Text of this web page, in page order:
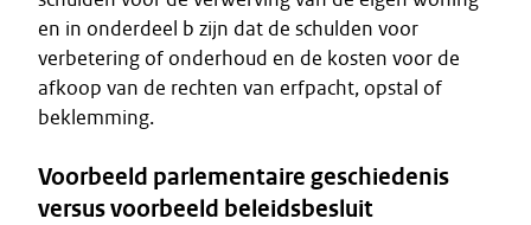
en in onderdeel b zijn dat de schulden voor
verbetering of onderhoud en de kosten voor de
afkoop van de rechten van erfpacht, opstal of
beklemming.
Voorbeeld parlementaire geschiedenis
versus voorbeeld beleidsbesluit